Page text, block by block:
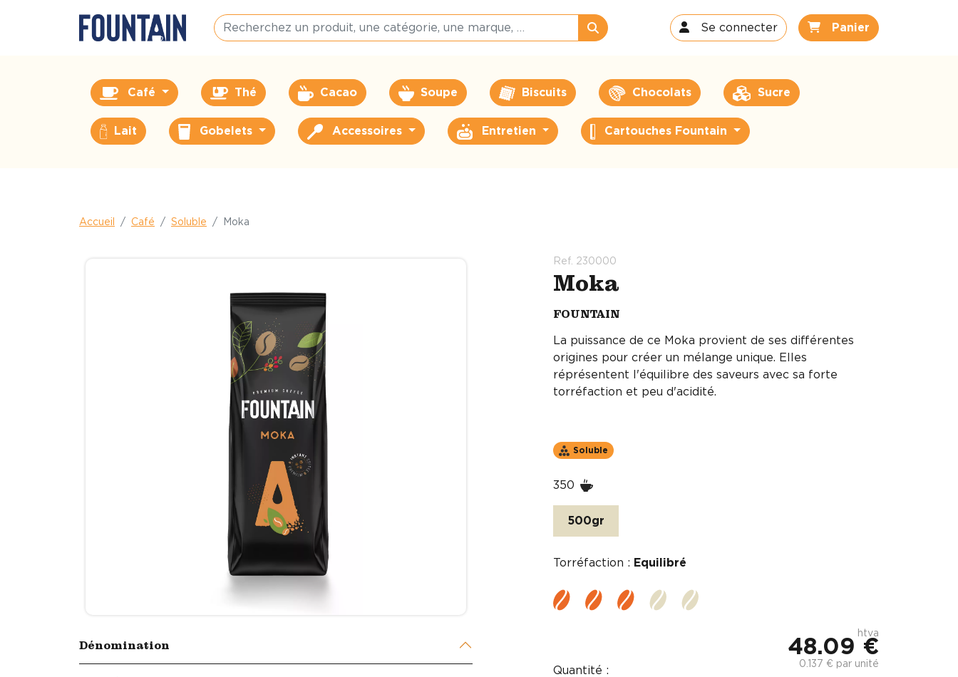
Se connecter Panier
Café Thé Cacao Soupe Biscuits Chocolats Sucre
Lait Gobelets Accessoires Entretien Cartouches Fountain
Accueil Café Soluble Moka
Dénomination
Ref. 230000
Moka
FOUNTAIN
La puissance de ce Moka provient de ses différentes
origines pour créer un mélange unique. Elles
réprésentent l'équilibre des saveurs avec sa forte
torréfaction et peu d'acidité.
Soluble
350
500gr
Torréfaction : Equilibré
Quantité :
htva
48.09 €
0.137 € par unité